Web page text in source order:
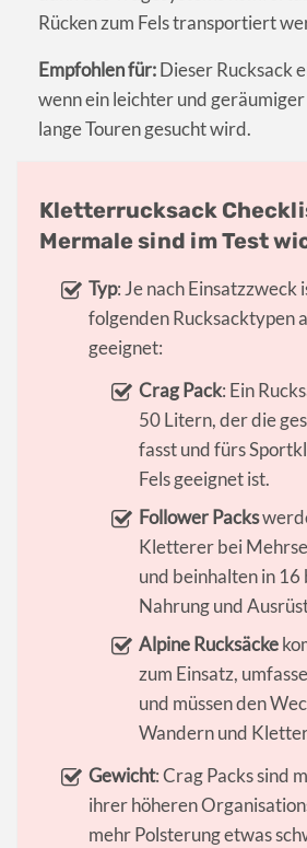
Rücken zum Fels transportiert
Empfohlen für:Dieser Rucksack
wenn ein leichter und
lange Touren gesucht wird.
Kletterrucksack
Mermale sind im Test
Typ: Je nach Einsatzzweck
folgenden Rucksacktypen
geeignet:
Crag Pack: Ein
50 Litern, der die
fasst und fürs
Fels geeignet ist.
Follower Packs
Kletterer bei
und beinhalten in 16
Nahrung und
Alpine Rucksäcke
zum Einsatz,
und müssen den
Wandern und
Gewicht: Crag Packs sind
ihrer höheren
mehr Polsterung etwas